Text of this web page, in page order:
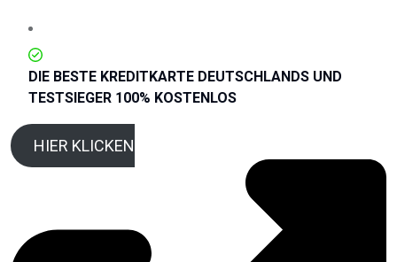
DIE BESTE KREDITKARTE DEUTSCHLANDS UND
TESTSIEGER 100% KOSTENLOS
HIER KLICKEN